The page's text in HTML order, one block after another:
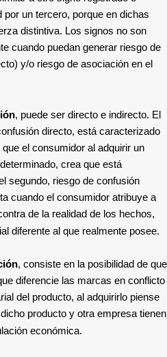
por un tercero, porque en dichas
distintiva. Los signos no son
cuando puedan generar riesgo de
y/o riesgo de asociación en el
, puede ser directo e indirecto. El
directo, está caracterizado
el consumidor al adquirir un
crea que está
segundo, riesgo de confusión
cuando el consumidor atribuye a
de la realidad de los hechos,
diferente al que realmente posee.
, consiste en la posibilidad de que
diferencie las marcas en conflicto
del producto, al adquirirlo piense
producto y otra empresa tienen
económica.